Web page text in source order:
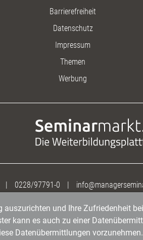
Barrierefreiheit
Datenschutz
Impressum
Themen
Werbung
| 0228/97791-0 |
auszurichten und Ihre Zufriedenheit
kann es auch zu einer
Datenübermittlungen vorzunehmen.